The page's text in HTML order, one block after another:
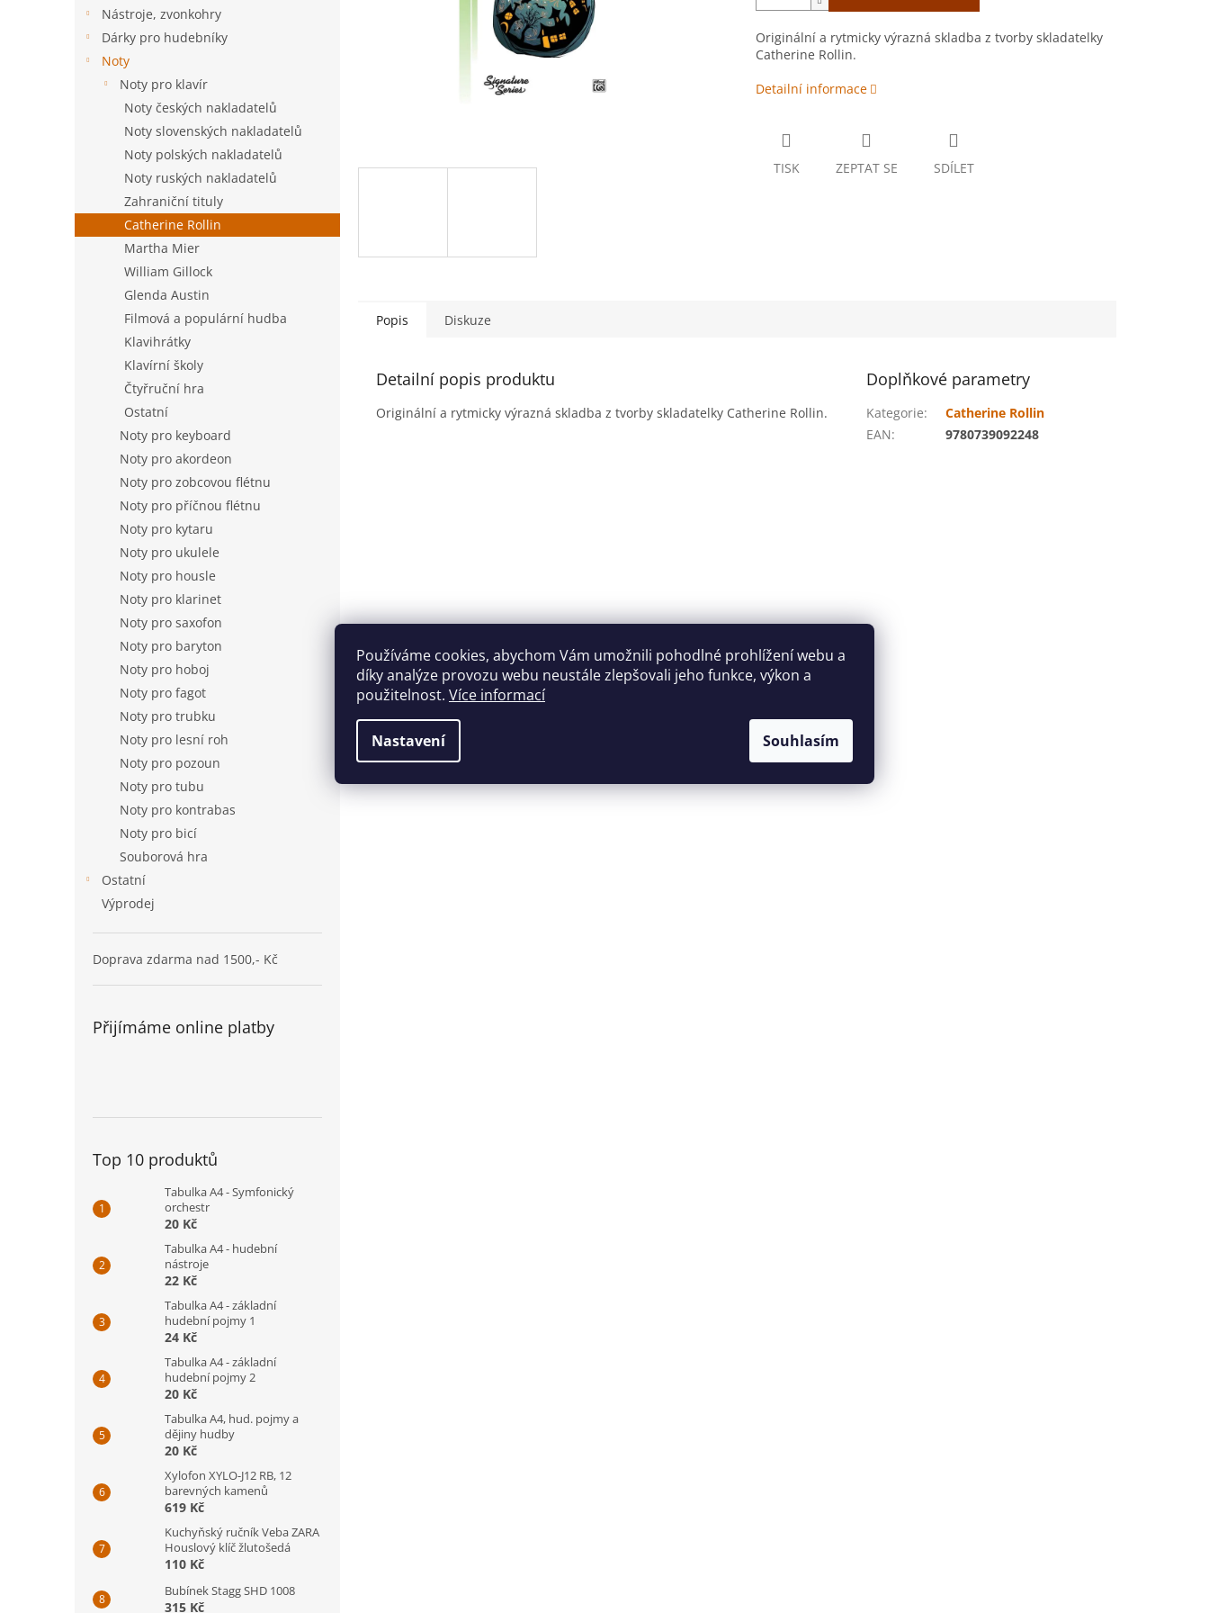
Používáme cookies, abychom Vám umožnili pohodlné prohlížení webu a
díky analýze provozu webu neustále zlepšovali jeho funkce, výkon a
použitelnost. Více informací
Nastavení Souhlasím
Nástroje, zvonkohry
Dárky pro hudebníky
Noty
Noty pro klavír
Noty českých nakladatelů
Noty slovenských nakladatelů
Noty polských nakladatelů
Noty ruských nakladatelů
Zahraniční tituly
Catherine Rollin
Martha Mier
William Gillock
Glenda Austin
Filmová a populární hudba
Klavihrátky
Klavírní školy
Čtyřruční hra
Ostatní
Noty pro keyboard
Noty pro akordeon
Noty pro zobcovou flétnu
Noty pro příčnou flétnu
Noty pro kytaru
Noty pro ukulele
Noty pro housle
Noty pro klarinet
Noty pro saxofon
Noty pro baryton
Noty pro hoboj
Noty pro fagot
Noty pro trubku
Noty pro lesní roh
Noty pro pozoun
Noty pro tubu
Noty pro kontrabas
Noty pro bicí
Souborová hra
Ostatní
Výprodej
Doprava zdarma nad 1500,- Kč
Přijímáme online platby
Top 10 produktů
Tabulka A4 - Symfonický
orchestr
20 Kč
Tabulka A4 - hudební
nástroje
22 Kč
Tabulka A4 - základní
hudební pojmy 1
24 Kč
Tabulka A4 - základní
hudební pojmy 2
20 Kč
Tabulka A4, hud. pojmy a
dějiny hudby
20 Kč
Xylofon XYLO-J12 RB, 12
barevných kamenů
619 Kč
Kuchyňský ručník Veba ZARA
Houslový klíč žlutošedá
110 Kč
Bubínek Stagg SHD 1008
315 Kč
Originální a rytmicky výrazná skladba z tvorby skladatelky
Catherine Rollin.
Detailní informace
TISK ZEPTAT SE SDÍLET
Popis Diskuze
Detailní popis produktu
Originální a rytmicky výrazná skladba z tvorby skladatelky Catherine Rollin.
Doplňkové parametry
Kategorie:
Catherine Rollin
EAN: 9780739092248